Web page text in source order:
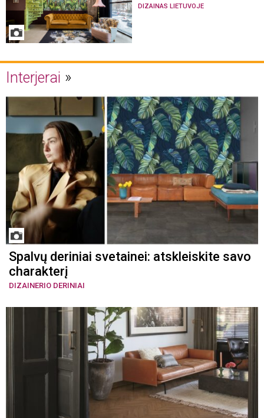
DIZAINAS LIETUVOJE
Interjerai
Spalvų deriniai svetainei: atskleiskite savo
charakterį
DIZAINERIO DERINIAI